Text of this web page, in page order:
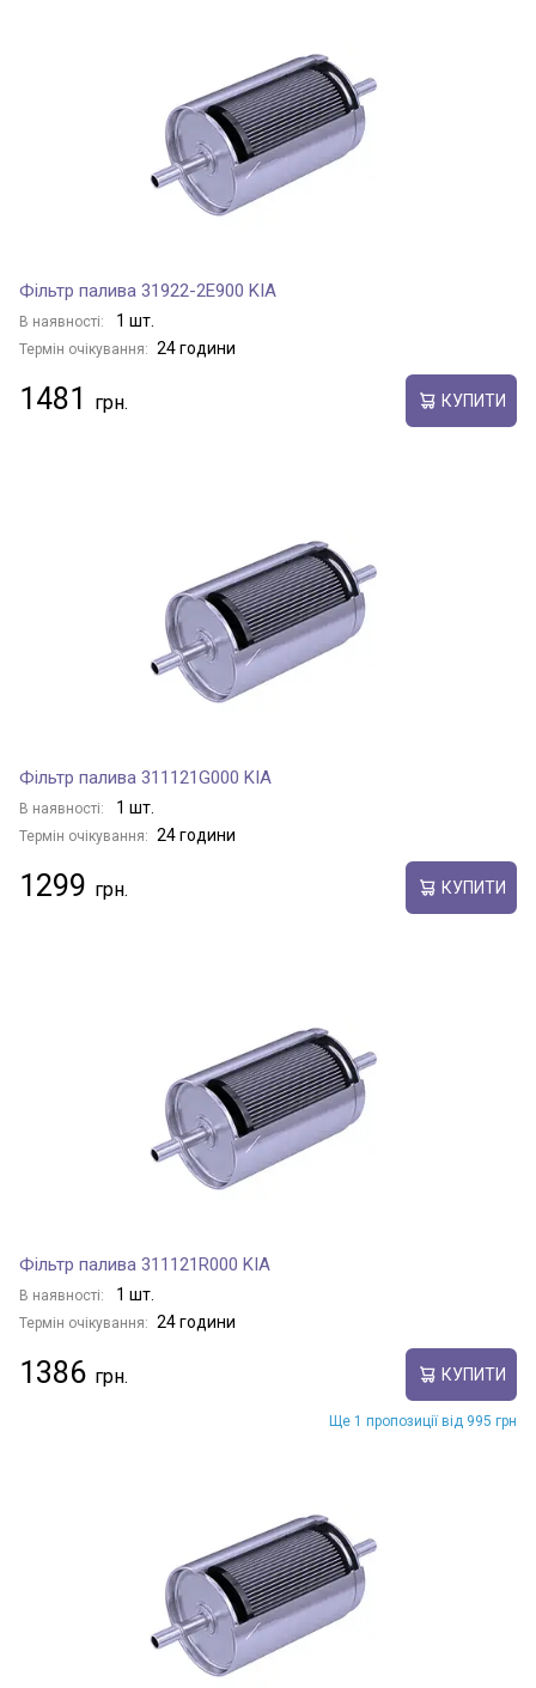
Фільтр палива 31922-2E900 KIA
В наявності: 1 шт.
Термін очікування: 24 години
1481 КУПИТИ
Фільтр палива 311121G000 KIA
В наявності: 1 шт.
Термін очікування: 24 години
1299 КУПИТИ
Фільтр палива 311121R000 KIA
В наявності: 1 шт.
Термін очікування: 24 години
1386 КУПИТИ
Ще 1 пропозиції від 995 грн